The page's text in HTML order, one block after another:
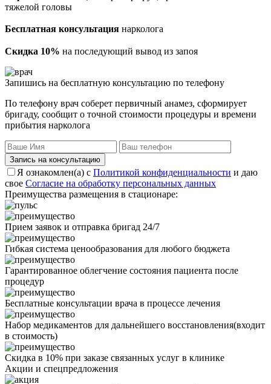
тяжелой головы
Бесплатная консультация нарколога
Скидка 10% на последующий вывод из запоя
Запишись на бесплатную консультацию по телефону
По телефону врач соберет первичный анамез, сформирует
бригаду, сообщит о точной стоимости процедуры и времени
прибытия нарколога
Запись на консультацию
Я ознакомлен(а) с Политикой конфиденциальности и даю
свое Согласие на обработку персональных данных
Преимущества размещения в стационаре:
Прием заявок и отправка бригад 24/7
Гибкая система ценообразования для любого бюджета
Гарантированное облегчение состояния пациента после
процедур
Бесплатные консультации врача в процессе лечения
Набор медикаментов для дальнейшего восстановления(входит
в стоимость)
Скидка в 10% при заказе связанных услуг в клинике
Акции и спецпредложения